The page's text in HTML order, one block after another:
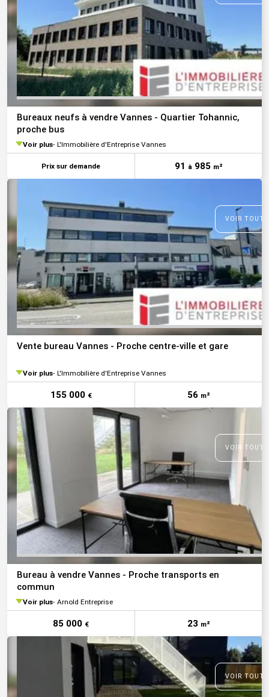
Bureaux neufs à vendre Vannes - Quartier Tohannic,
proche bus
Voir plus L'Immobilière d'Entreprise Vannes
Prix sur demande 91 à985 m²
VOIR
Vente bureau Vannes - Proche centre-ville et gare
Voir plus L'Immobilière d'Entreprise Vannes
155 000 € 56 m²
VOIR
Bureau à vendre Vannes - Proche transports en
commun
Voir plus Arnold Entreprise
85 000 € 23 m²
VOIR